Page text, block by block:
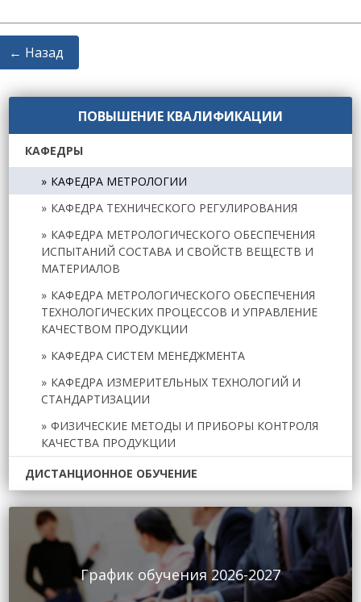
← Назад
ПОВЫШЕНИЕ КВАЛИФИКАЦИИ
КАФЕДРЫ
КАФЕДРА МЕТРОЛОГИИ
КАФЕДРА ТЕХНИЧЕСКОГО РЕГУЛИРОВАНИЯ
КАФЕДРА МЕТРОЛОГИЧЕСКОГО ОБЕСПЕЧЕНИЯ
ИСПЫТАНИЙ СОСТАВА И СВОЙСТВ ВЕЩЕСТВ И
МАТЕРИАЛОВ
КАФЕДРА МЕТРОЛОГИЧЕСКОГО ОБЕСПЕЧЕНИЯ
ТЕХНОЛОГИЧЕСКИХ ПРОЦЕССОВ И УПРАВЛЕНИЕ
КАЧЕСТВОМ ПРОДУКЦИИ
КАФЕДРА СИСТЕМ МЕНЕДЖМЕНТА
КАФЕДРА ИЗМЕРИТЕЛЬНЫХ ТЕХНОЛОГИЙ И
СТАНДАРТИЗАЦИИ
ФИЗИЧЕСКИЕ МЕТОДЫ И ПРИБОРЫ КОНТРОЛЯ
КАЧЕСТВА ПРОДУКЦИИ
ДИСТАНЦИОННОЕ ОБУЧЕНИЕ
График обучения 2026-2027